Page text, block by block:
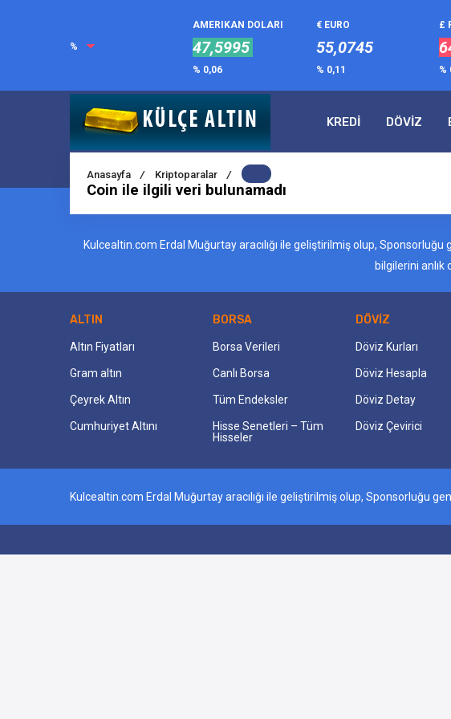
%
AMERIKAN DOLARI
47,5995
% 0,06
€ EURO
55,0745
% 0,11
£
%
KREDİ DÖVİZ
Anasayfa / Kriptoparalar /
Coin ile ilgili veri bulunamadı
Kulcealtin.com Erdal Muğurtay aracılığı ile geliştirilmiş olup,
bilgilerini anlık
ALTIN
Altın Fiyatları
Gram altın
Çeyrek Altın
Cumhuriyet Altını
BORSA
Borsa Verileri
Canlı Borsa
Tüm Endeksler
Hisse Senetleri – Tüm
Hisseler
DÖVİZ
Döviz Kurları
Döviz Hesapla
Döviz Detay
Döviz Çevirici
Kulcealtin.com Erdal Muğurtay aracılığı ile geliştirilmiş olup, Sponsorluğu